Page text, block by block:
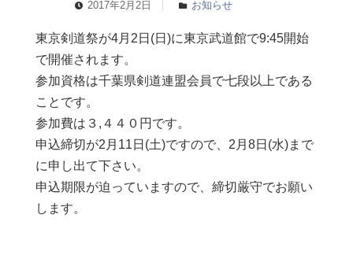
2017年2月2日 お知らせ
東京剣道祭が4月2日(日)に東京武道館で9:45開始
で開催されます。
参加資格は千葉県剣道連盟会員で七段以上である
ことです。
参加費は３,４４０円です。
申込締切が2月11日(土)ですので、2月8日(水)まで
に申し出て下さい。
申込期限が迫っていますので、締切厳守でお願い
します。